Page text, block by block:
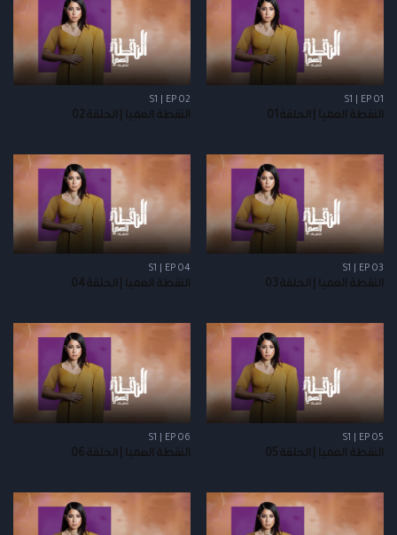
S1 | EP 01
النقطة العميا | الحلقة 01
S1 | EP 02
النقطة العميا | الحلقة 02
S1 | EP 03
النقطة العميا | الحلقة 03
S1 | EP 04
النقطة العميا | الحلقة 04
S1 | EP 05
النقطة العميا | الحلقة 05
S1 | EP 06
النقطة العميا | الحلقة 06